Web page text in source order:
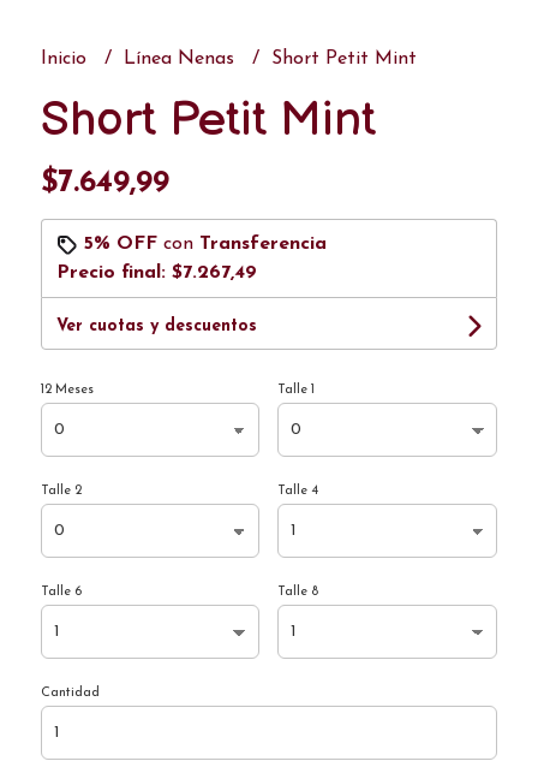
Inicio Línea Nenas Short Petit Mint
Short Petit Mint
$7.649,99
5% OFFcon Transferencia
Precio final: $7.267,49
Ver cuotas y descuentos
12 Meses Talle 1
Talle 2 Talle 4
Talle 6 Talle 8
Cantidad